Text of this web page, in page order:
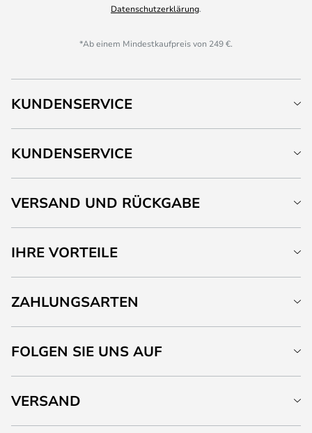
Datenschutzerklärung.
*Ab einem Mindestkaufpreis von 249 €.
KUNDENSERVICE
KUNDENSERVICE
VERSAND UND RÜCKGABE
IHRE VORTEILE
ZAHLUNGSARTEN
FOLGEN SIE UNS AUF
VERSAND